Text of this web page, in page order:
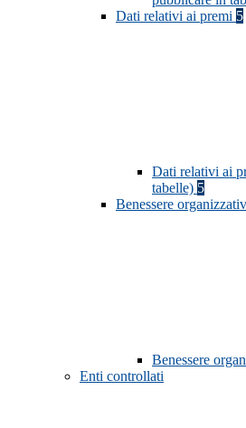
Dati relativi ai premi 5
Dati relativi ai
tabelle) 5
Benessere
Benessere
Enti controllati